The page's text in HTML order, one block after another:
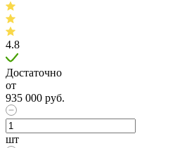
4.8
Достаточно
от
935 000 руб.
шт